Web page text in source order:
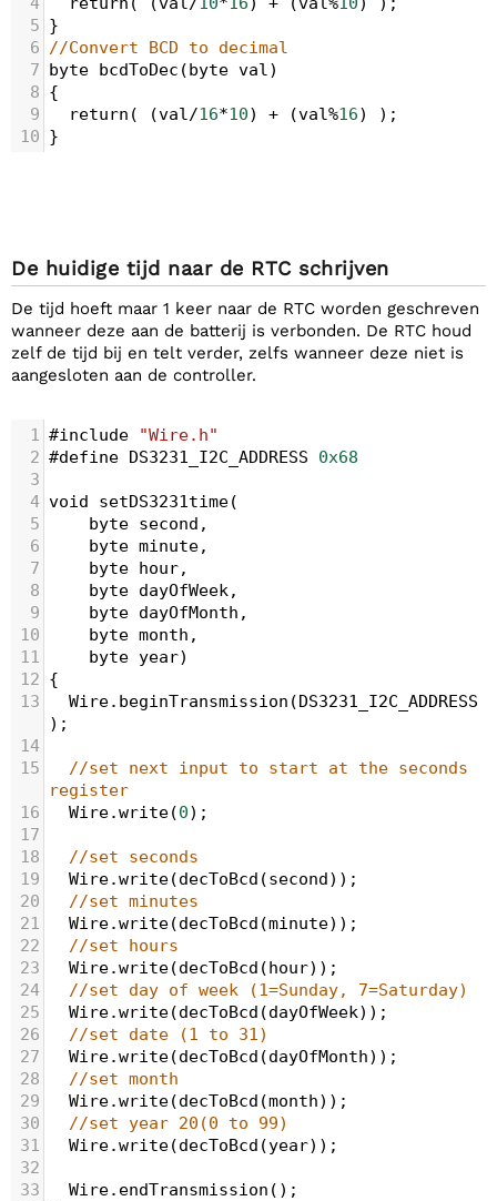
5 }
6 //Convert BCD to decimal
7 byte bcdToDec (byte val)
8 {
9
return ( (val/16*10) + (val%16) );
10 }
De huidige tijd naar de RTC schrijven
De tijd hoeft maar 1 keer naar de RTC worden geschreven
wanneer deze aan de batterij is verbonden. De RTC houd
zelf de tijd bij en telt verder, zelfs wanneer deze niet is
aangesloten aan de controller.
1 #include
"Wire.h"
2 #define DS3231_I2C_ADDRESS
0x68
3
4 void setDS3231time(
5
byte second
6
byte minute
7
byte hour
8
byte dayOfWeek
9
byte dayOfMonth
10
byte month
11
byte year)
12 {
13
Wire. beginTransmission (DS3231_I2C_ADDRESS
);
14
15
//set next input to start at the seconds
register
16
Wire.write(0
17
18
//set seconds
19
Wire.write(decToBcd (second
20
//set minutes
21
Wire.write(decToBcd (minute
22
//set hours
23
Wire.write(decToBcd (hour
24
//set day of week (1=Sunday, 7=Saturday)
25
Wire.write(decToBcd (dayOfWeek));
26
//set date (1 to 31)
27
Wire.write(decToBcd (dayOfMonth
28
//set month
29
Wire.write(decToBcd (month));
30
//set year 20(0 to 99)
31
Wire.write(decToBcd (year
32
33
Wire. endTransmission ();